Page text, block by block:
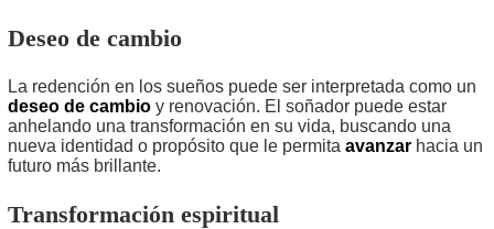
Deseo de cambio
La redención en los sueños puede ser interpretada como un
deseo de cambio y renovación. El soñador puede estar
anhelando una transformación en su vida, buscando una
nueva identidad o propósito que le permita avanzar hacia un
futuro más brillante.
Transformación espiritual